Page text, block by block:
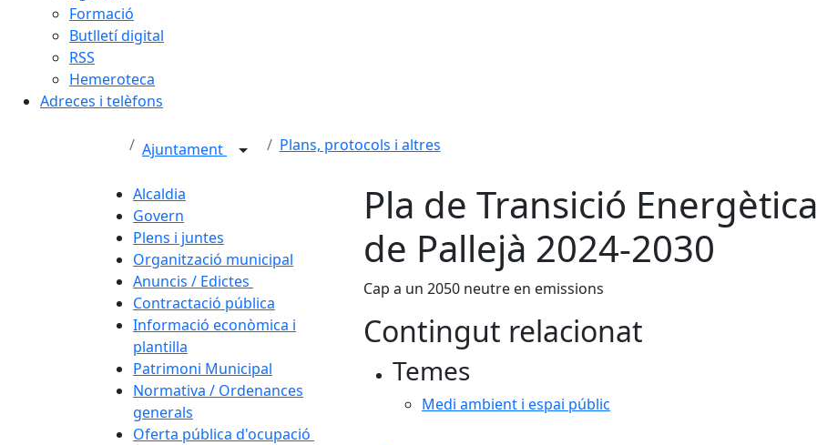
Formació
Butlletí digital
RSS
Hemeroteca
Adreces i telèfons
Ajuntament Plans, protocols i altres
Alcaldia
Govern
Plens i juntes
Organització municipal
Anuncis / Edictes
Contractació pública
Informació econòmica i
plantilla
Patrimoni Municipal
Normativa / Ordenances
generals
Oferta pública d'ocupació
Pla de Transició Energètica
de Pallejà 2024-2030
Cap a un 2050 neutre en emissions
Contingut relacionat
Temes
Medi ambient i espai públic